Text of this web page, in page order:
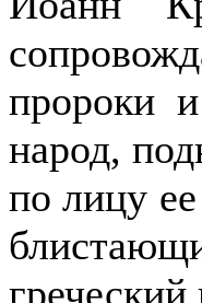
пророки
народ,
по лицу